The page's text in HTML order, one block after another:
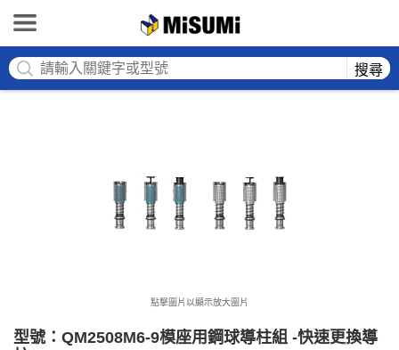
搜尋
點擊圖片以顯示放大圖片
型號：QM2508M6-9模座用鋼球導柱組 -快速更換導